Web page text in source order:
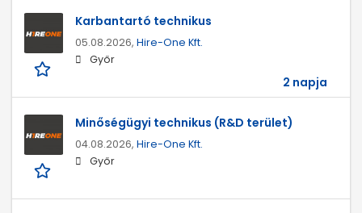
Karbantartó technikus
05.08.2026, Hire-One Kft.
Győr
2 napja
Minőségügyi technikus (R&D terület)
04.08.2026, Hire-One Kft.
Győr